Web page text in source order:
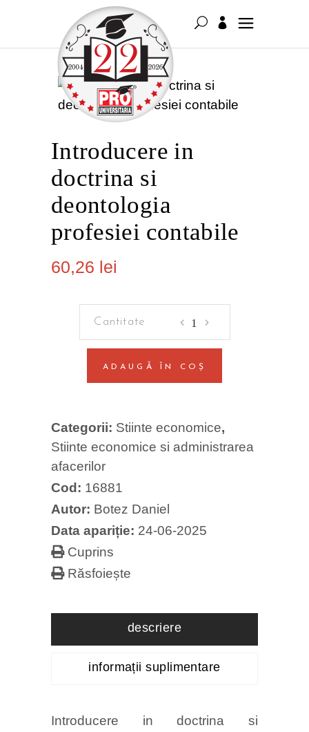
Introducere in
doctrina si
deontologia
profesiei contabile
60,26 lei
doctrina
si
contabile
quantity
ADAUGĂ ÎN COȘ
Categorii: Stiinte economice,
Stiinte economice si administrarea
afacerilor
Cod: 16881
Autor: Botez Daniel
Data apariție: 24-06-2025
Cuprins
Răsfoiește
descriere
informații suplimentare
Introducere in doctrina si